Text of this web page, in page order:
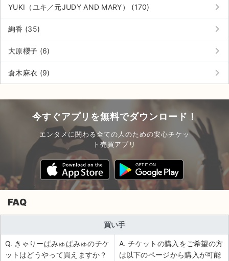
YUKI（ユキ／元JUDY AND MARY） (170) keyboard_arrow_right
絢香 (35) keyboard_arrow_right
大原櫻子 (6) keyboard_arrow_right
倉木麻衣 (9) keyboard_arrow_right
今すぐアプリを無料でダウンロード！
エンタメに関わる全ての人のための安心チケッ
ト売買アプリ
FAQ
買い手
Q. きゃりーぱみゅぱみゅのチケ
ットはどうやって買えますか？
A. チケットの購入をご希望の方
は以下のページから購入が可能